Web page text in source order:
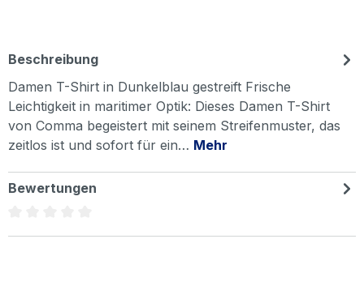
Beschreibung
Damen T-Shirt in Dunkelblau gestreift Frische
Leichtigkeit in maritimer Optik: Dieses Damen T-Shirt
von Comma begeistert mit seinem Streifenmuster, das
zeitlos ist und sofort für ein… Mehr
Bewertungen